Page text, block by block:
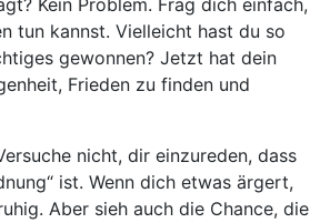
Kein Problem. Frag dich einfach,
tun kannst. Vielleicht hast du so
gewonnen? Jetzt hat dein
Frieden zu finden und
nicht, dir einzureden, dass
ist. Wenn dich etwas ärgert,
Aber sieh auch die Chance, die